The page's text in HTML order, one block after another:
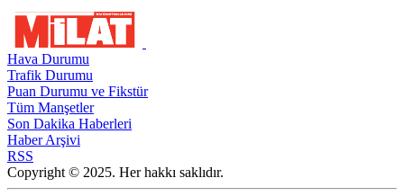
Hava Durumu
Trafik Durumu
Puan Durumu ve Fikstür
Tüm Manşetler
Son Dakika Haberleri
Haber Arşivi
RSS
Copyright © 2025. Her hakkı saklıdır.